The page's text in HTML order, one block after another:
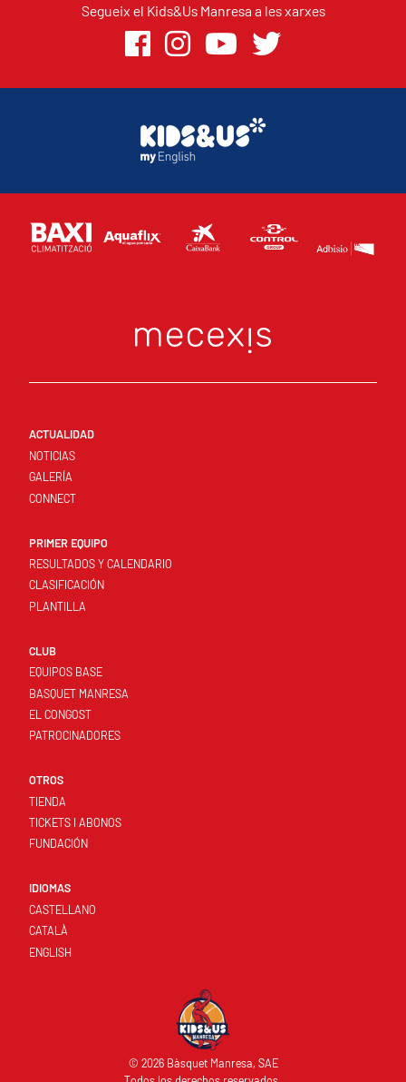
Segueix el Kids&Us Manresa a les xarxes
ACTUALIDAD
NOTICIAS
GALERÍA
CONNECT
PRIMER EQUIPO
RESULTADOS Y CALENDARIO
CLASIFICACIÓN
PLANTILLA
CLUB
EQUIPOS BASE
BASQUET MANRESA
EL CONGOST
PATROCINADORES
OTROS
TIENDA
TICKETS I ABONOS
FUNDACIÓN
IDIOMAS
CASTELLANO
CATALÀ
ENGLISH
© 2026 Bàsquet Manresa, SAE